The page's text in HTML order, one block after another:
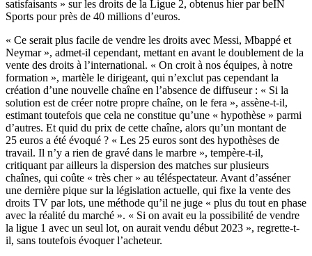
satisfaisants » sur les droits de la Ligue 2, obtenus hier par beIN
Sports pour près de 40 millions d’euros.
« Ce serait plus facile de vendre les droits avec Messi, Mbappé et
Neymar », admet-il cependant, mettant en avant le doublement de la
vente des droits à l’international. « On croit à nos équipes, à notre
formation », martèle le dirigeant, qui n’exclut pas cependant la
création d’une nouvelle chaîne en l’absence de diffuseur : « Si la
solution est de créer notre propre chaîne, on le fera », assène-t-il,
estimant toutefois que cela ne constitue qu’une « hypothèse » parmi
d’autres. Et quid du prix de cette chaîne, alors qu’un montant de
25 euros a été évoqué ? « Les 25 euros sont des hypothèses de
travail. Il n’y a rien de gravé dans le marbre », tempère-t-il,
critiquant par ailleurs la dispersion des matches sur plusieurs
chaînes, qui coûte « très cher » au téléspectateur. Avant d’asséner
une dernière pique sur la législation actuelle, qui fixe la vente des
droits TV par lots, une méthode qu’il ne juge « plus du tout en phase
avec la réalité du marché ». « Si on avait eu la possibilité de vendre
la ligue 1 avec un seul lot, on aurait vendu début 2023 », regrette-t-
il, sans toutefois évoquer l’acheteur.